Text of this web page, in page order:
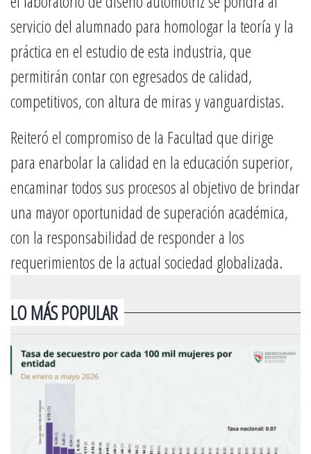
servicio del alumnado para homologar la teoría y la
práctica en el estudio de esta industria, que
permitirán contar con egresados de calidad,
competitivos, con altura de miras y vanguardistas.
Reiteró el compromiso de la Facultad que dirige
para enarbolar la calidad en la educación superior,
encaminar todos sus procesos al objetivo de brindar
una mayor oportunidad de superación académica,
con la responsabilidad de responder a los
requerimientos de la actual sociedad globalizada.
LO MÁS POPULAR